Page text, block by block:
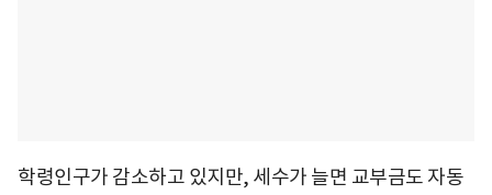
학령인구가 감소하고 있지만, 세수가 늘면 교부금도 자동